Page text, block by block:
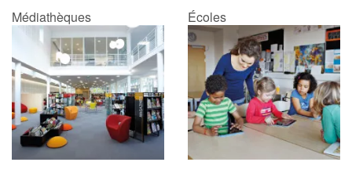
Médiathèques Écoles